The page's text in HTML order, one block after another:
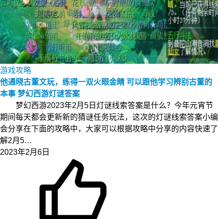
游戏攻略
他通晓古董文玩，练得一双火眼金睛 可以跟他学习辨别古董的
本事 梦幻西游灯谜答案
梦幻西游2023年2月5日灯谜线索答案是什么？今年元宵节
期间每天都会更新新的猜谜任务玩法，这次的灯谜线索答案小编
会分享在下面的攻略中，大家可以根据攻略中分享的内容快速了
解2月5…
2023年2月6日